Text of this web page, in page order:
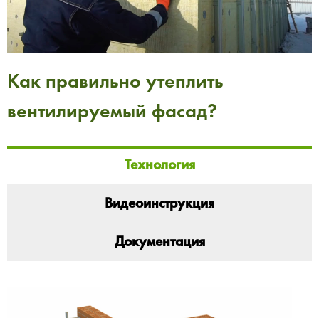
Как правильно утеплить
вентилируемый фасад?
Технология
Видеоинструкция
Документация